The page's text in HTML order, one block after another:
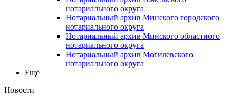
нотариального округа
Нотариальный архив Минского городского
нотариального округа
Нотариальный архив Минского областного
нотариального округа
Нотариальный архив Могилевского
нотариального округа
Ещё
Новости